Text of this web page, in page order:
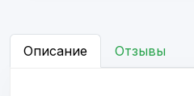
Описание Отзывы